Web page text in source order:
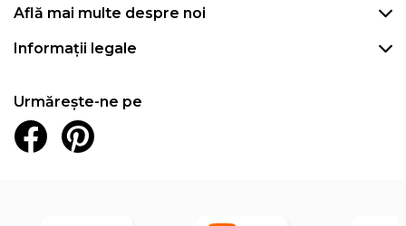
Află mai multe despre noi
Informații legale
Urmărește-ne pe